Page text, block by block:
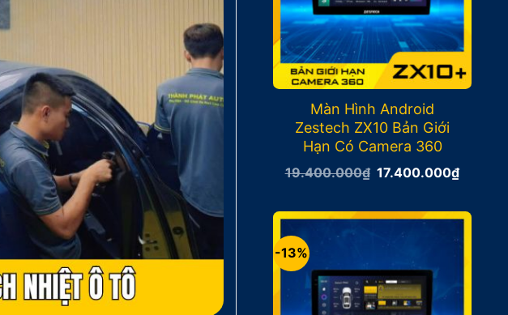
Màn Hình Android
Zestech ZX10 Bản Giới
Hạn Có Camera 360
19.400.000₫ Giá
19.400.000₫.
17.400.000₫Giá
là:
-13%